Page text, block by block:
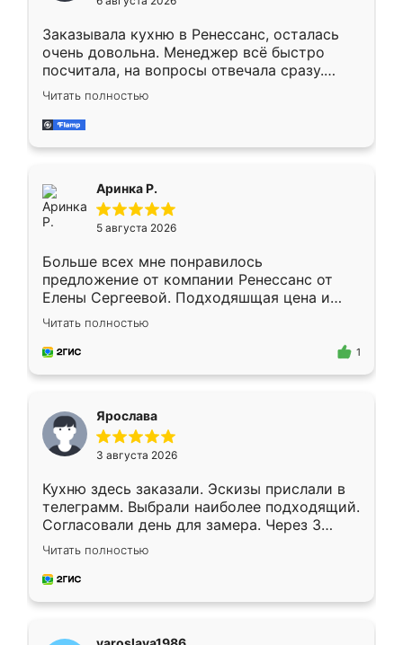
мебели буду заказывать только здесь.
Заказывала кухню в Ренессанс, осталась
очень довольна. Менеджер всё быстро
посчитала, на вопросы отвечала сразу.
Замерщик приехал в субботу, подошёл к
делу со всей ответственностью. Собрали
за день, ребята работали аккуратно, даже
Читать полностью
Аринка Р.
5 августа 2026
Больше всех мне понравилось
предложение от компании Ренессанс от
Елены Сергеевой. Подходяшщая цена и
короткие сроки изготовления. Приехавший
для замера сотрудник Владислав
предложил по моему эскизу самый
Читать полностью
1
Ярослава
3 августа 2026
Кухню здесь заказали. Эскизы прислали в
телеграмм. Выбрали наиболее подходящий.
Согласовали день для замера. Через 3
недели кухня была уже готова. Остались
довольны работой. Спасибо Ренессанс
мебель за качественную работу!
Читать полностью